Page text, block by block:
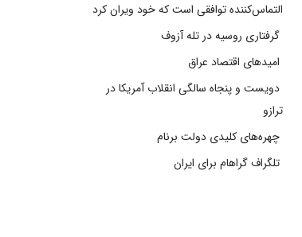
التماس‌کننده توافقی است که خود ویران کرد
گرفتاری روسیه در تله آزوف
امیدهای اقتصاد عراق
دویست و پنجاه سالگی انقلاب آمریکا در
ترازو
چهره‌های کلیدی دولت برنام
تلگراف گراهام برای ایران